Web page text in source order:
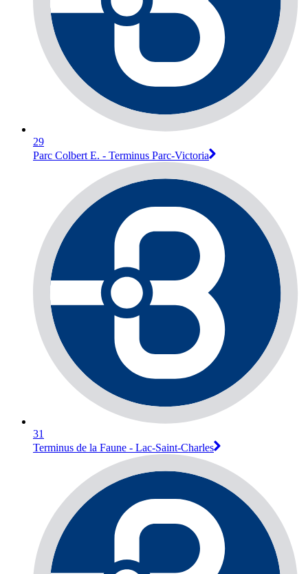
29
Parc Colbert E. - Terminus Parc-Victoria
31
Terminus de la Faune - Lac-Saint-Charles